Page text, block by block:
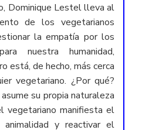
Dominique Lestel lleva al
de los vegetarianos
la empatía por los
nuestra humanidad,
está, de hecho, más cerca
vegetariano. ¿Por qué?
su propia naturaleza
vegetariano manifiesta el
y reactivar el